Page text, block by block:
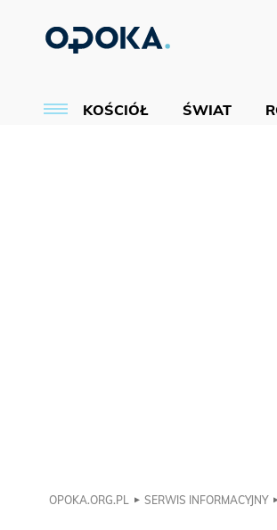
KOŚCIÓŁ ŚWIAT
OPOKA.ORG.PL SERWIS INFORMACYJNY